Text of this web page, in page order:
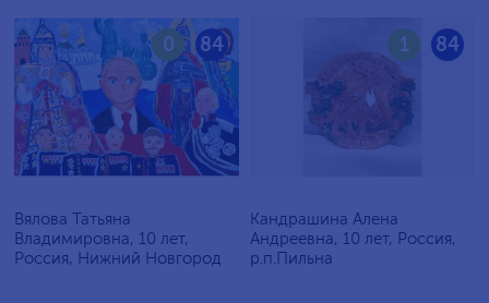
84
0
Вялова Татьяна
Владимировна, 10 лет,
Россия, Нижний Новгород
84
1
Кандрашина Алена
Андреевна, 10 лет, Россия,
р.п.Пильна